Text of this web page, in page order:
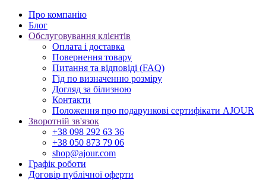
Про компанію
Блог
Обслуговування клієнтів
Оплата і доставка
Повернення товару
Питання та відповіді (FAQ)
Гід по визначенню розміру
Догляд за білизною
Контакти
Положення про подарункові сертифікати AJOUR
Зворотній зв'язок
+38 098 292 63 36
+38 050 873 79 06
shop@ajour.com
Графік роботи
Договір публічної оферти